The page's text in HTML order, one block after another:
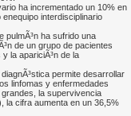
ha incrementado un 10% en
interdisciplinario
pulmÃ³n ha sufrido una
de un grupo de pacientes
la apariciÃ³n de la
permite desarrollar
linfomas y enfermedades
la supervivencia
la cifra aumenta en un 36,5%